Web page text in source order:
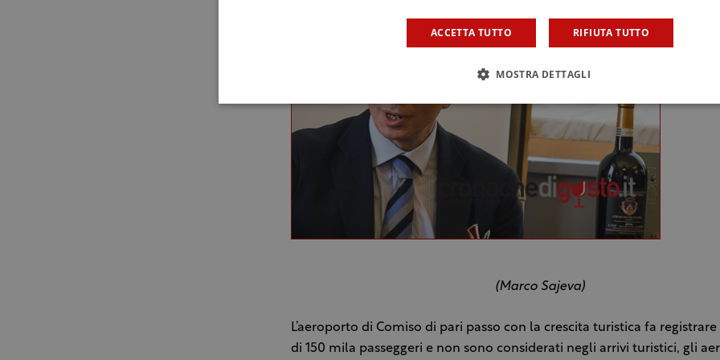
(Marco Sajeva)
L’aeroporto di Comiso di pari passo con la crescita turistica fa
di 150 mila passeggeri e non sono considerati negli arrivi turistici, gli
ACCETTA TUTTO RIFIUTA TUTTO
MOSTRA DETTAGLI